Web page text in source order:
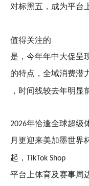
对标黑五，成为平台
值得关注的
是，今年年中大促呈
的特点，全域消费潜
，时间线较去年明显
2026年恰逢全球超级
月更迎来美加墨世界
起 ， TikTok Shop
平台上体育及赛事周